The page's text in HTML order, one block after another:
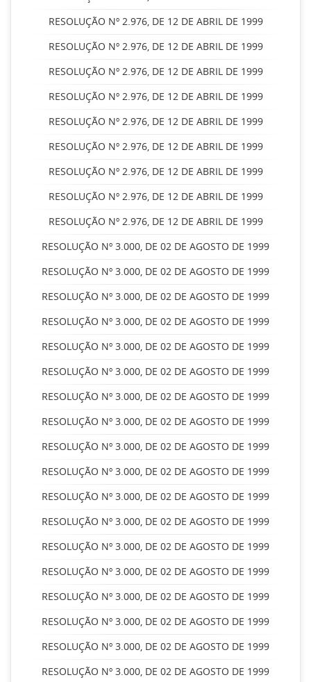
RESOLUÇÃO Nº 2.976, DE 12 DE ABRIL DE 1999
RESOLUÇÃO Nº 2.976, DE 12 DE ABRIL DE 1999
RESOLUÇÃO Nº 2.976, DE 12 DE ABRIL DE 1999
RESOLUÇÃO Nº 2.976, DE 12 DE ABRIL DE 1999
RESOLUÇÃO Nº 2.976, DE 12 DE ABRIL DE 1999
RESOLUÇÃO Nº 2.976, DE 12 DE ABRIL DE 1999
RESOLUÇÃO Nº 2.976, DE 12 DE ABRIL DE 1999
RESOLUÇÃO Nº 2.976, DE 12 DE ABRIL DE 1999
RESOLUÇÃO Nº 2.976, DE 12 DE ABRIL DE 1999
RESOLUÇÃO Nº 3.000, DE 02 DE AGOSTO DE 1999
RESOLUÇÃO Nº 3.000, DE 02 DE AGOSTO DE 1999
RESOLUÇÃO Nº 3.000, DE 02 DE AGOSTO DE 1999
RESOLUÇÃO Nº 3.000, DE 02 DE AGOSTO DE 1999
RESOLUÇÃO Nº 3.000, DE 02 DE AGOSTO DE 1999
RESOLUÇÃO Nº 3.000, DE 02 DE AGOSTO DE 1999
RESOLUÇÃO Nº 3.000, DE 02 DE AGOSTO DE 1999
RESOLUÇÃO Nº 3.000, DE 02 DE AGOSTO DE 1999
RESOLUÇÃO Nº 3.000, DE 02 DE AGOSTO DE 1999
RESOLUÇÃO Nº 3.000, DE 02 DE AGOSTO DE 1999
RESOLUÇÃO Nº 3.000, DE 02 DE AGOSTO DE 1999
RESOLUÇÃO Nº 3.000, DE 02 DE AGOSTO DE 1999
RESOLUÇÃO Nº 3.000, DE 02 DE AGOSTO DE 1999
RESOLUÇÃO Nº 3.000, DE 02 DE AGOSTO DE 1999
RESOLUÇÃO Nº 3.000, DE 02 DE AGOSTO DE 1999
RESOLUÇÃO Nº 3.000, DE 02 DE AGOSTO DE 1999
RESOLUÇÃO Nº 3.000, DE 02 DE AGOSTO DE 1999
RESOLUÇÃO Nº 3.000, DE 02 DE AGOSTO DE 1999